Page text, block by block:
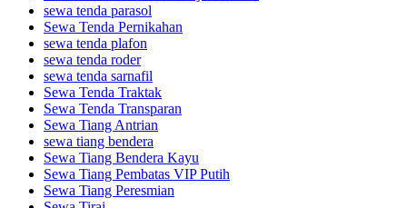
sewa tenda parasol
Sewa Tenda Pernikahan
sewa tenda plafon
sewa tenda roder
sewa tenda sarnafil
Sewa Tenda Traktak
Sewa Tenda Transparan
Sewa Tiang Antrian
sewa tiang bendera
Sewa Tiang Bendera Kayu
Sewa Tiang Pembatas VIP Putih
Sewa Tiang Peresmian